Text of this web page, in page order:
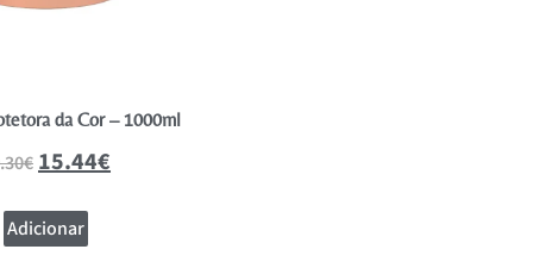
da Cor – 1000ml
€15.44€
Adicionar